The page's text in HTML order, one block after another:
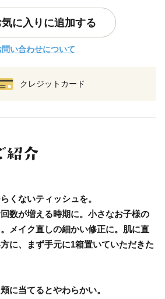
気に入りに追加する
問い合わせについて
クレジットカード
くないティッシュを。
数が増える時期に。小さなお子様の
メイク直しの細かい修正に。肌に直
に、まず手元に1箱置いていただきた
に当てるとやわらかい。